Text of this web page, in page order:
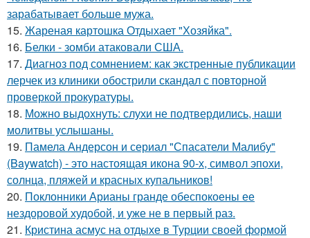
зарабатывает больше мужа.
15. Жареная картошка Отдыхает "Хозяйка".
16. Белки - зомби атаковали США.
17. Диагноз под сомнением: как экстренные публикации
лерчек из клиники обострили скандал с повторной
проверкой прокуратуры.
18. Можно выдохнуть: слухи не подтвердились, наши
молитвы услышаны.
19. Памела Андерсон и сериал "Спасатели Малибу"
(Baywatch) - это настоящая икона 90-х, символ эпохи,
солнца, пляжей и красных купальников!
20. Поклонники Арианы гранде обеспокоены ее
нездоровой худобой, и уже не в первый раз.
21. Кристина асмус на отдыхе в Турции своей формой